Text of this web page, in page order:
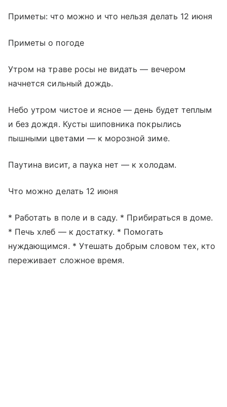
Приметы: что можно и что нельзя делать 12 июня
Приметы о погоде
Утром на траве росы не видать — вечером
начнется сильный дождь.
Небо утром чистое и ясное — день будет теплым
и без дождя. Кусты шиповника покрылись
пышными цветами — к морозной зиме.
Паутина висит, а паука нет — к холодам.
Что можно делать 12 июня
* Работать в поле и в саду. * Прибираться в доме.
* Печь хлеб — к достатку. * Помогать
нуждающимся. * Утешать добрым словом тех, кто
переживает сложное время.